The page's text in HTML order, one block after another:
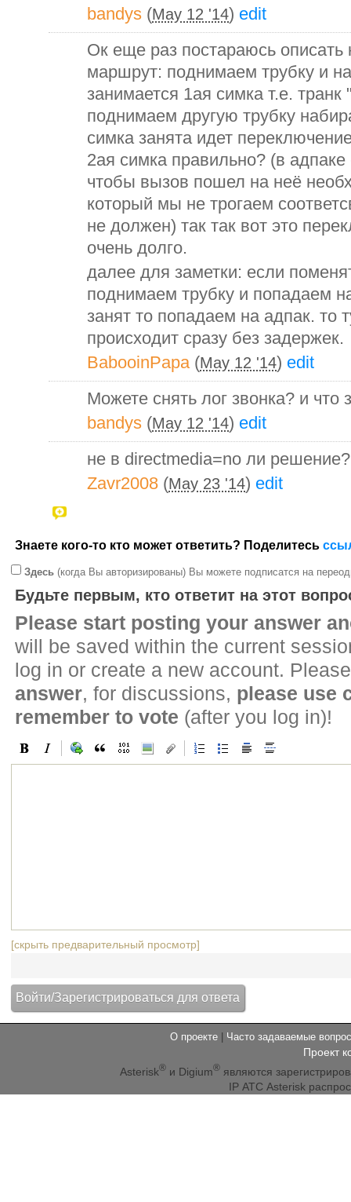
bandys (May 12 '14) edit
Ок еще раз постараюсь описать
маршрут: поднимаем трубку и
занимается 1ая симка т.е. транк
поднимаем другую трубку
симка занята идет
2ая симка правильно? (в
чтобы вызов пошел на неё
который мы не трогаем
не должен) так так вот это
очень долго.
далее для заметки: если
поднимаем трубку и попадаем
занят то попадаем на адпак. то
происходит сразу без задержек.
BabooinPapa (May 12 '14) edit
Можете снять лог звонка? и что
bandys (May 12 '14) edit
не в directmedia=no ли
Zavr2008 (May 23 '14) edit
Знаете кого-то кто может ответить? Поделитесь
Здесь (когда Вы авторизированы) Вы можете подписатся на
Будьте первым, кто ответит на этот
Please start posting your answer
will be saved within the current
log in or create a new account.
answer, for discussions, please use
remember to vote (after you log in)!
[скрыть предварительный просмотр]
О проекте Часто задаваемые
Проект
Asterisk® и Digium® являются
IP АТС Asterisk